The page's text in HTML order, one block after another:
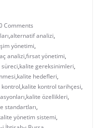
Comments
,alternatif analizi,
yönetimi,
analizi,fırsat yönetimi,
,kalite gereksinimleri,
,kalite hedefleri,
kontrol,kalite kontrol tarihçesi,
,kalite özellikleri,
standartları,
yönetim sistemi,